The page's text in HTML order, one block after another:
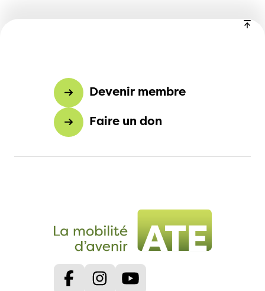
Devenir membre
Faire un don
FacebookInstagram